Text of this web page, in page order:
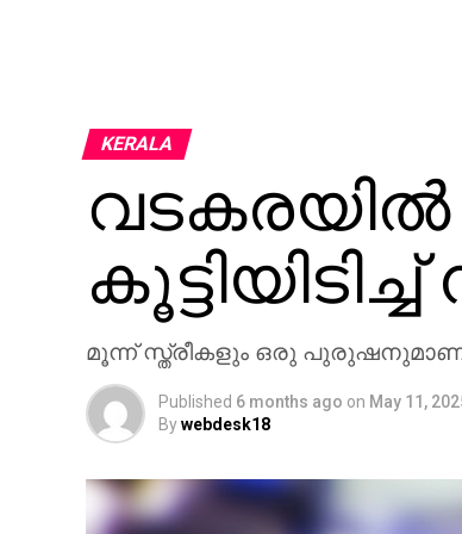
KERALA
വടകരയില്‍
മൂന്ന് സ്ത്രീകളും ഒരു പുരുഷനുമാണ്
Published 6 months ago on May 11,
Bywebdesk18